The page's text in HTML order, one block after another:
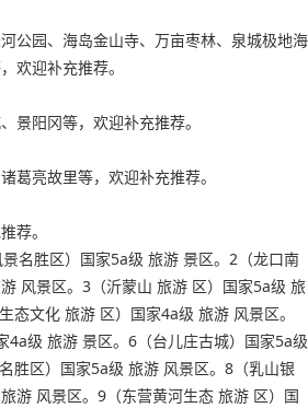
公园、海岛金山寺、万亩枣林、泉城极地海
欢迎补充推荐。
景阳冈等，欢迎补充推荐。
葛亮故里等，欢迎补充推荐。
荐。
名胜区）国家5a级 旅游 景区。2（龙口南
风景区。3（沂蒙山 旅游 区）国家5a级 旅
态文化 旅游 区）国家4a级 旅游 风景区。
4a级 旅游 景区。6（台儿庄古城）国家5a级
胜区）国家5a级 旅游 风景区。8（乳山银
游 风景区。9（东营黄河生态 旅游 区）国